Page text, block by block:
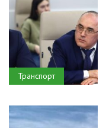
Транспорт